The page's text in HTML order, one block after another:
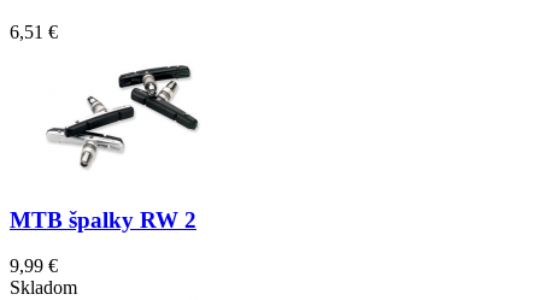
6,51 €
MTB špalky RW 2
9,99 €
Skladom